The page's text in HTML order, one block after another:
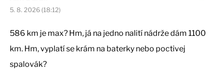
5. 8. 2026 (18:12)
586 km je max? Hm, já na jedno nalití nádrže dám 1100
km. Hm, vyplatí se krám na baterky nebo poctivej
spalovák?